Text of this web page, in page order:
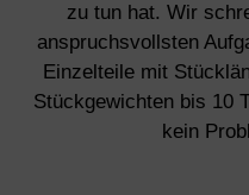
zu tun hat. Wir
anspruchsvollsten
Einzelteile mit
Stückgewichten bis 10
kein